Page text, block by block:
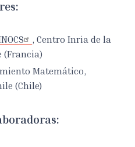
, Centro Inria de la
(Francia)
Matemático,
(Chile)